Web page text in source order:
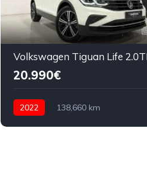
20.990€
2022
138,660 km